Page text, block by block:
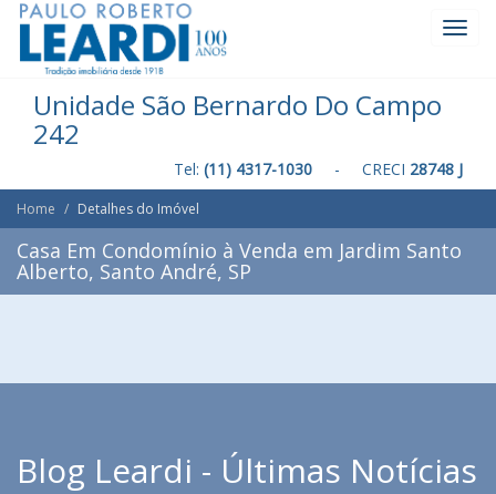
Unidade São Bernardo Do Campo
242
Tel: (11) 4317-1030 - CRECI 28748 J
Home Detalhes do Imóvel
Casa Em Condomínio à Venda em Jardim Santo
Alberto, Santo André, SP
Blog Leardi - Últimas Notícias